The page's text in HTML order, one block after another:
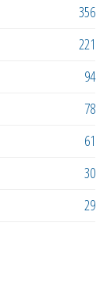
356
221
94
78
61
30
29